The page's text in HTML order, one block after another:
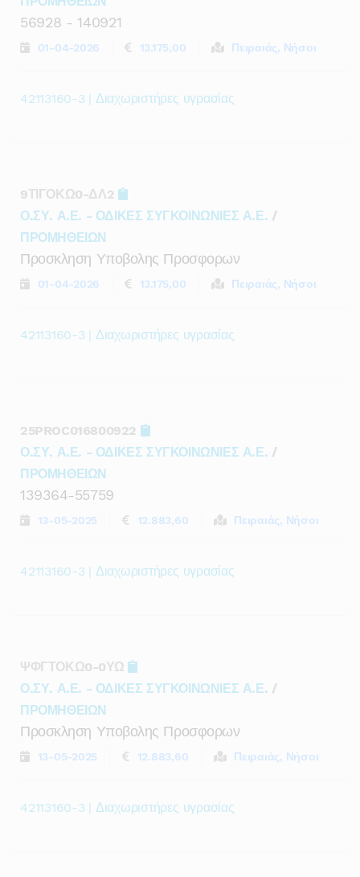
56928 - 140921
01-04-2026 13.175,00 Πειραιάς, Νήσοι
42113160-3 | Διαχωριστήρες υγρασίας
9ΤΙΓΟΚΩ0-ΔΛ2
Ο.ΣΥ. Α.Ε. - ΟΔΙΚΕΣ ΣΥΓΚΟΙΝΩΝΙΕΣ Α.Ε. /
ΠΡΟΜΗΘΕΙΩΝ
Προσκληση Υποβολης Προσφορων
01-04-2026 13.175,00 Πειραιάς, Νήσοι
42113160-3 | Διαχωριστήρες υγρασίας
25PROC016800922
Ο.ΣΥ. Α.Ε. - ΟΔΙΚΕΣ ΣΥΓΚΟΙΝΩΝΙΕΣ Α.Ε. /
ΠΡΟΜΗΘΕΙΩΝ
139364-55759
13-05-2025 12.883,60 Πειραιάς, Νήσοι
42113160-3 | Διαχωριστήρες υγρασίας
ΨΦΓΤΟΚΩ0-0ΥΩ
Ο.ΣΥ. Α.Ε. - ΟΔΙΚΕΣ ΣΥΓΚΟΙΝΩΝΙΕΣ Α.Ε. /
ΠΡΟΜΗΘΕΙΩΝ
Προσκληση Υποβολης Προσφορων
13-05-2025 12.883,60 Πειραιάς, Νήσοι
42113160-3 | Διαχωριστήρες υγρασίας